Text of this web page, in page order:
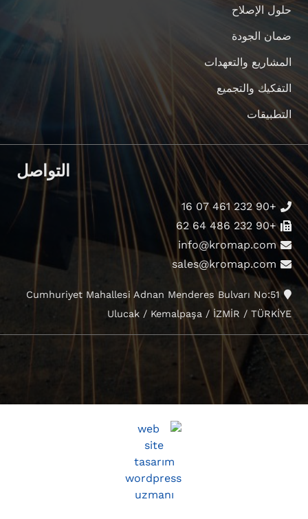
حلول الإصلاح
ضمان الجودة
المشاريع والتعهدات
التفكيك والتجميع
التطبيقات
التواصل
+90 232 461 07 16
+90 232 486 64 62
info@kromap.com
sales@kromap.com
Cumhuriyet Mahallesi Adnan Menderes Bulvarı No:51
Ulucak / Kemalpaşa / İZMİR / TÜRKİYE